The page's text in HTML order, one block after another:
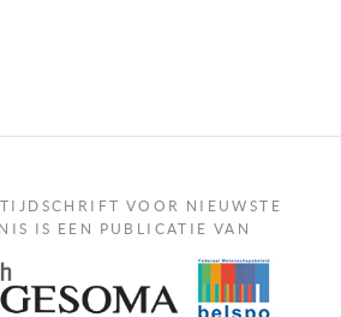
VOOR NIEUWSTE
IS EEN PUBLICATIE VAN